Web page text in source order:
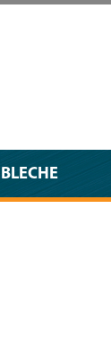
BLECHE